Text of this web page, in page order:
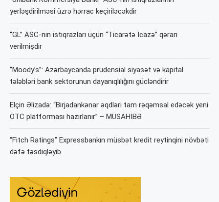
yerləşdirilməsi üzrə hərrac keçiriləcəkdir
“GL” ASC-nin istiqrazları üçün “Ticarətə İcazə” qərarı
verilmişdir
“Moody’s”: Azərbaycanda prudensial siyasət və kapital
tələbləri bank sektorunun dayanıqlılığını gücləndirir
Elçin Əlizadə: “Birjadankənar əqdləri tam rəqəmsal edəcək yeni
OTC platforması hazırlanır” – MÜSAHİBƏ
“Fitch Ratings” Expressbankın müsbət kredit reytinqini növbəti
dəfə təsdiqləyib